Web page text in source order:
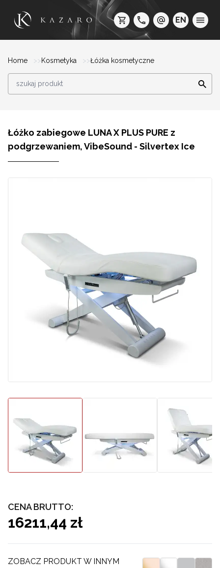
EN
Home Kosmetyka Łóżka kosmetyczne
Łóżko zabiegowe LUNA X PLUS PURE z
podgrzewaniem, VibeSound - Silvertex Ice
CENA BRUTTO:
16211,44 zł
ZOBACZ PRODUKT W INNYM